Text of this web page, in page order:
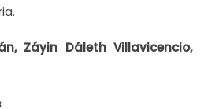
Záyin Dáleth Villavicencio,